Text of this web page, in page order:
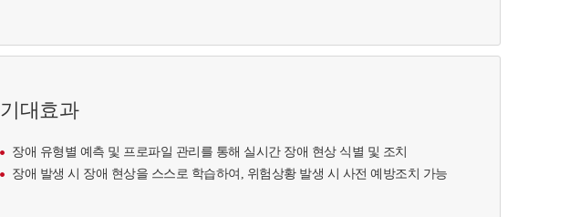
기대효과
장애 유형별 예측 및 프로파일 관리를 통해 실시간 장애 현상 식별 및 조치
장애 발생 시 장애 현상을 스스로 학습하여, 위험상황 발생 시 사전 예방조치 가능